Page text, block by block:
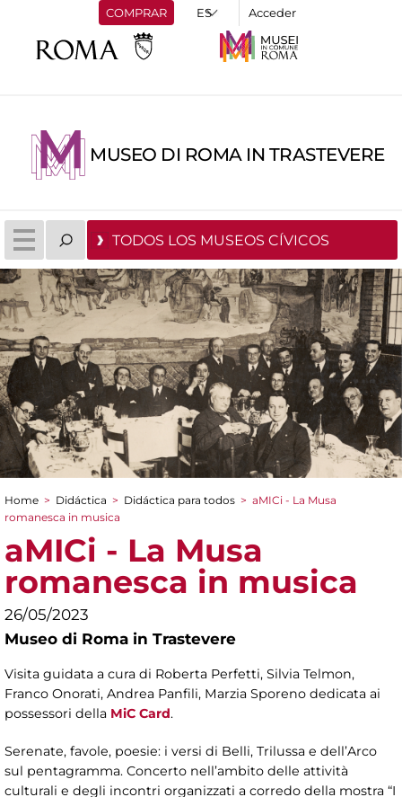
COMPRAR Acceder
MUSEO DI ROMA IN TRASTEVERE
TODOS LOS MUSEOS CÍVICOS
You are here
Home > Didáctica > Didáctica para todos > aMICi - La Musa
romanesca in musica
aMICi - La Musa
romanesca in musica
26/05/2023
Museo di Roma in Trastevere
Visita guidata a cura di Roberta Perfetti, Silvia Telmon,
Franco Onorati, Andrea Panfili, Marzia Sporeno dedicata ai
possessori della MiC Card.
Serenate, favole, poesie: i versi di Belli, Trilussa e dell’Arco
sul pentagramma. Concerto nell’ambito delle attività
culturali e degli incontri organizzati a corredo della mostra “I